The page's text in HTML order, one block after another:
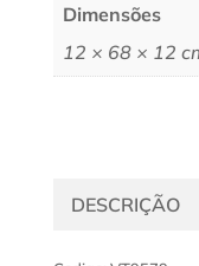
Dimensões
12 × 68 × 12
DESCRIÇÃO